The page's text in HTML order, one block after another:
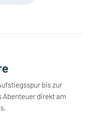
bis zur
Abenteuer direkt am